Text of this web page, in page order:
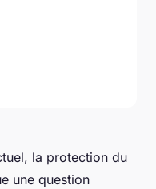
la protection du
une question